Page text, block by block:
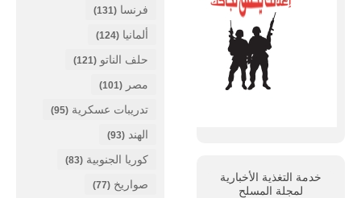
خدمة التغذية الأخبارية
لمجلة المسلح
فرنسا (131)
ألمانيا (124)
حلف الناتو (121)
مصر (101)
تدريبات عسكرية (95)
الهند (93)
كوريا الجنوبية (83)
صواريخ (77)